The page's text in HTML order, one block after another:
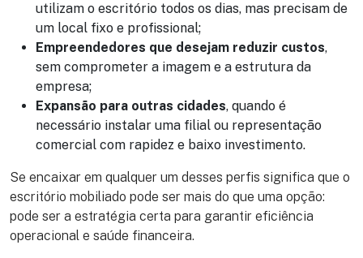
utilizam o escritório todos os dias, mas precisam de
um local fixo e profissional;
Empreendedores que desejam reduzir custos,
sem comprometer a imagem e a estrutura da
empresa;
Expansão para outras cidades, quando é
necessário instalar uma filial ou representação
comercial com rapidez e baixo investimento.
Se encaixar em qualquer um desses perfis significa que o
escritório mobiliado pode ser mais do que uma opção:
pode ser a estratégia certa para garantir eficiência
operacional e saúde financeira.